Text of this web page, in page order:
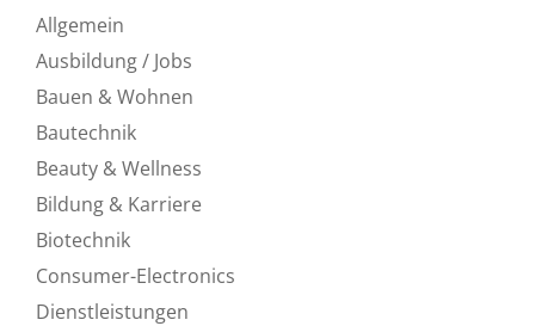
Allgemein
Ausbildung / Jobs
Bauen & Wohnen
Bautechnik
Beauty & Wellness
Bildung & Karriere
Biotechnik
Consumer-Electronics
Dienstleistungen